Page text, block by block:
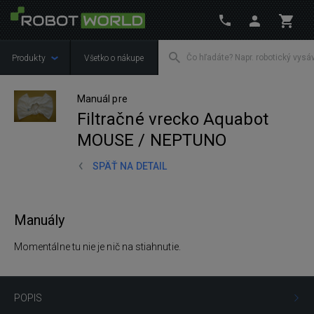
Produkty Všetko o nákupe
Manuál pre
Filtračné vrecko Aquabot
MOUSE / NEPTUNO
SPÄŤ NA DETAIL
POPIS
Manuály
Momentálne tu nie je nič na stiahnutie.